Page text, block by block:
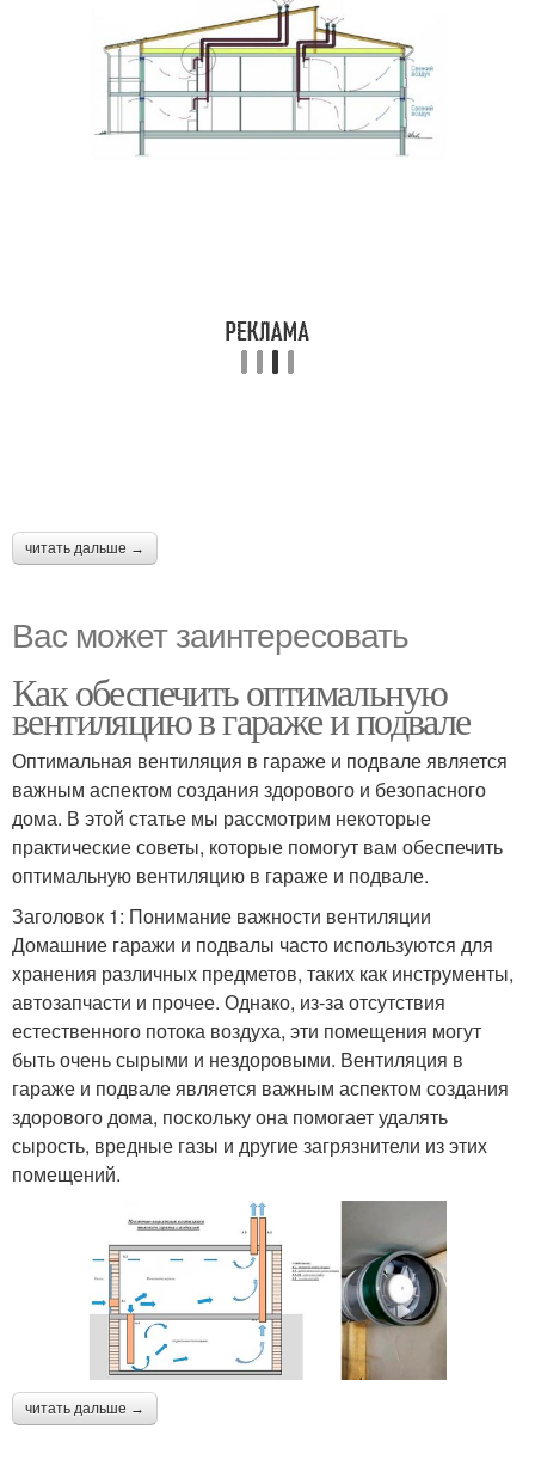
читать дальше →
Вас может заинтересовать
Как обеспечить оптимальную
вентиляцию в гараже и подвале
Оптимальная вентиляция в гараже и подвале является
важным аспектом создания здорового и безопасного
дома. В этой статье мы рассмотрим некоторые
практические советы, которые помогут вам обеспечить
оптимальную вентиляцию в гараже и подвале.
Заголовок 1: Понимание важности вентиляции
Домашние гаражи и подвалы часто используются для
хранения различных предметов, таких как инструменты,
автозапчасти и прочее. Однако, из-за отсутствия
естественного потока воздуха, эти помещения могут
быть очень сырыми и нездоровыми. Вентиляция в
гараже и подвале является важным аспектом создания
здорового дома, поскольку она помогает удалять
сырость, вредные газы и другие загрязнители из этих
помещений.
читать дальше →